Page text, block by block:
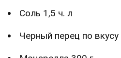
Соль 1,5 ч. л
Черный перец по вкусу